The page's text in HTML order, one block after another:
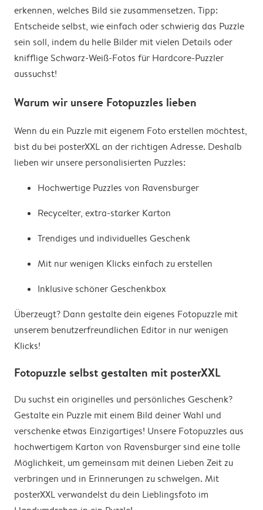
erkennen, welches Bild sie zusammensetzen. Tipp:
Entscheide selbst, wie einfach oder schwierig das Puzzle
sein soll, indem du helle Bilder mit vielen Details oder
knifflige Schwarz-Weiß-Fotos für Hardcore-Puzzler
aussuchst!
Warum wir unsere Fotopuzzles lieben
Wenn du ein Puzzle mit eigenem Foto erstellen möchtest,
bist du bei posterXXL an der richtigen Adresse. Deshalb
lieben wir unsere personalisierten Puzzles:
Hochwertige Puzzles von Ravensburger
Recycelter, extra-starker Karton
Trendiges und individuelles Geschenk
Mit nur wenigen Klicks einfach zu erstellen
Inklusive schöner Geschenkbox
Überzeugt? Dann gestalte dein eigenes Fotopuzzle mit
unserem benutzerfreundlichen Editor in nur wenigen
Klicks!
Fotopuzzle selbst gestalten mit posterXXL
Du suchst ein originelles und persönliches Geschenk?
Gestalte ein Puzzle mit einem Bild deiner Wahl und
verschenke etwas Einzigartiges! Unsere Fotopuzzles aus
hochwertigem Karton von Ravensburger sind eine tolle
Möglichkeit, um gemeinsam mit deinen Lieben Zeit zu
verbringen und in Erinnerungen zu schwelgen. Mit
posterXXL verwandelst du dein Lieblingsfoto im